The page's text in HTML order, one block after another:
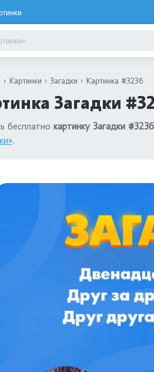
Картинки Загадки Картинка #3236
Загадки
бесплатно картинку Загадки #3236
.